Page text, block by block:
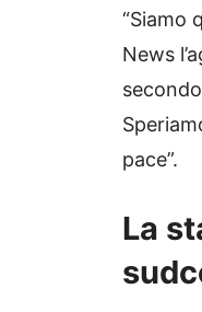
“Siamo
News
pace”.
La